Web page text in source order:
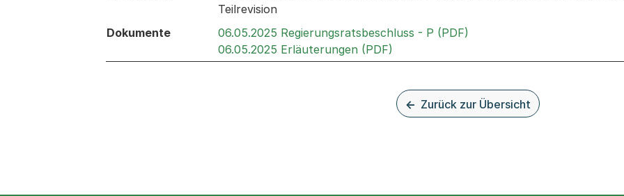
Teilrevision
Dokumente
06.05.2025 Regierungsratsbeschluss - P (PDF)
06.05.2025 Erläuterungen (PDF)
Zurück zur Übersicht